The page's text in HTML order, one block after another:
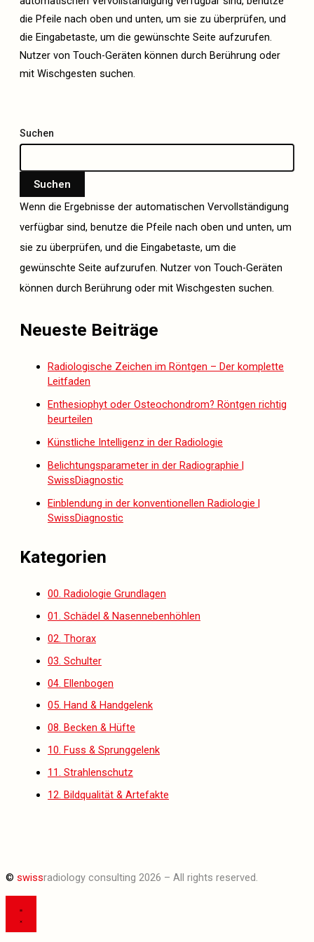
die Pfeile nach oben und unten, um sie zu überprüfen, und
die Eingabetaste, um die gewünschte Seite aufzurufen.
Nutzer von Touch-Geräten können durch Berührung oder
mit Wischgesten suchen.
Suchen
Suchen
Wenn die Ergebnisse der automatischen Vervollständigung
verfügbar sind, benutze die Pfeile nach oben und unten, um
sie zu überprüfen, und die Eingabetaste, um die
gewünschte Seite aufzurufen. Nutzer von Touch-Geräten
können durch Berührung oder mit Wischgesten suchen.
Neueste Beiträge
Radiologische Zeichen im Röntgen – Der komplette
Leitfaden
Enthesiophyt oder Osteochondrom? Röntgen richtig
beurteilen
Künstliche Intelligenz in der Radiologie
Belichtungsparameter in der Radiographie |
SwissDiagnostic
Einblendung in der konventionellen Radiologie |
SwissDiagnostic
Kategorien
00. Radiologie Grundlagen
01. Schädel & Nasennebenhöhlen
02. Thorax
03. Schulter
04. Ellenbogen
05. Hand & Handgelenk
08. Becken & Hüfte
10. Fuss & Sprunggelenk
11. Strahlenschutz
12. Bildqualität & Artefakte
© swissradiology consulting 2026 – All rights reserved.